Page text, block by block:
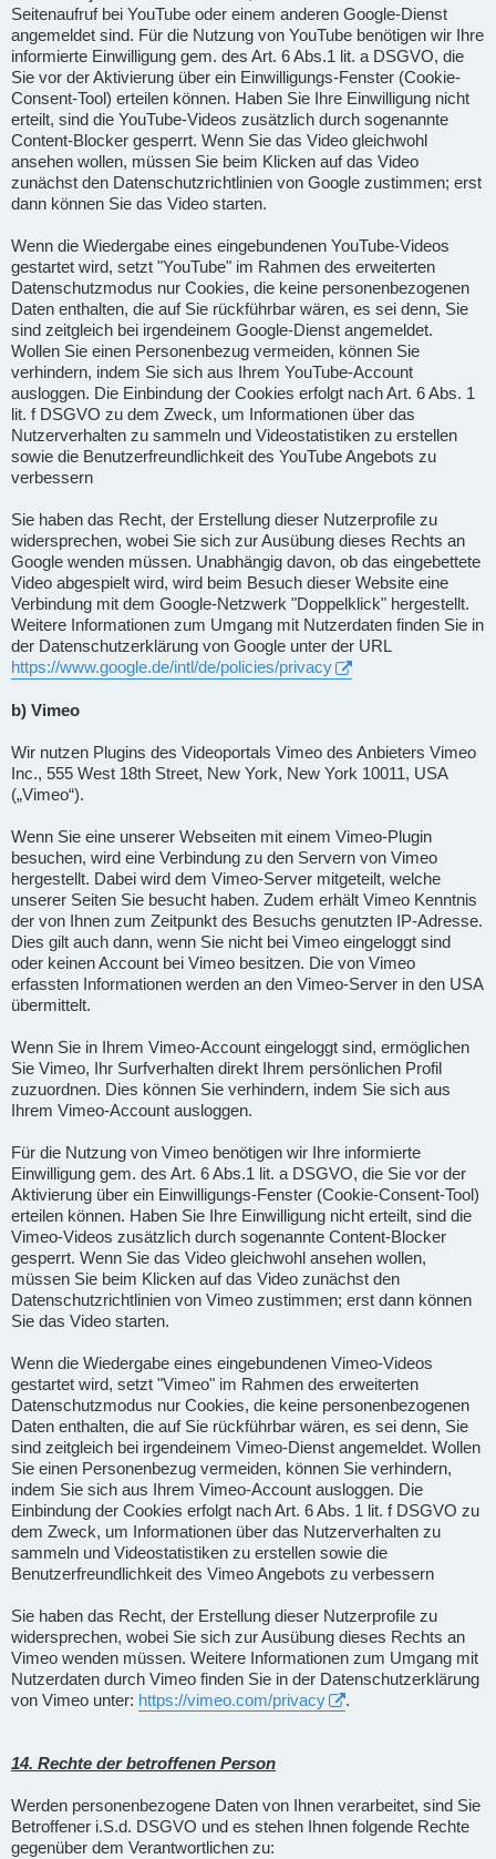
Seitenaufruf bei YouTube oder einem anderen Google-Dienst
angemeldet sind. Für die Nutzung von YouTube benötigen wir Ihre
informierte Einwilligung gem. des Art. 6 Abs.1 lit. a DSGVO, die
Sie vor der Aktivierung über ein Einwilligungs-Fenster (Cookie-
Consent-Tool) erteilen können. Haben Sie Ihre Einwilligung nicht
erteilt, sind die YouTube-Videos zusätzlich durch sogenannte
Content-Blocker gesperrt. Wenn Sie das Video gleichwohl
ansehen wollen, müssen Sie beim Klicken auf das Video
zunächst den Datenschutzrichtlinien von Google zustimmen; erst
dann können Sie das Video starten.
Wenn die Wiedergabe eines eingebundenen YouTube-Videos
gestartet wird, setzt "YouTube" im Rahmen des erweiterten
Datenschutzmodus nur Cookies, die keine personenbezogenen
Daten enthalten, die auf Sie rückführbar wären, es sei denn, Sie
sind zeitgleich bei irgendeinem Google-Dienst angemeldet.
Wollen Sie einen Personenbezug vermeiden, können Sie
verhindern, indem Sie sich aus Ihrem YouTube-Account
ausloggen. Die Einbindung der Cookies erfolgt nach Art. 6 Abs. 1
lit. f DSGVO zu dem Zweck, um Informationen über das
Nutzerverhalten zu sammeln und Videostatistiken zu erstellen
sowie die Benutzerfreundlichkeit des YouTube Angebots zu
verbessern
Sie haben das Recht, der Erstellung dieser Nutzerprofile zu
widersprechen, wobei Sie sich zur Ausübung dieses Rechts an
Google wenden müssen. Unabhängig davon, ob das eingebettete
Video abgespielt wird, wird beim Besuch dieser Website eine
Verbindung mit dem Google-Netzwerk "Doppelklick" hergestellt.
Weitere Informationen zum Umgang mit Nutzerdaten finden Sie in
der Datenschutzerklärung von Google unter der URL
https://www.google.de/intl/de/policies/privacy
b) Vimeo
Wir nutzen Plugins des Videoportals Vimeo des Anbieters Vimeo
Inc., 555 West 18th Street, New York, New York 10011, USA
(„Vimeo“).
Wenn Sie eine unserer Webseiten mit einem Vimeo-Plugin
besuchen, wird eine Verbindung zu den Servern von Vimeo
hergestellt. Dabei wird dem Vimeo-Server mitgeteilt, welche
unserer Seiten Sie besucht haben. Zudem erhält Vimeo Kenntnis
der von Ihnen zum Zeitpunkt des Besuchs genutzten IP-Adresse.
Dies gilt auch dann, wenn Sie nicht bei Vimeo eingeloggt sind
oder keinen Account bei Vimeo besitzen. Die von Vimeo
erfassten Informationen werden an den Vimeo-Server in den USA
übermittelt.
Wenn Sie in Ihrem Vimeo-Account eingeloggt sind, ermöglichen
Sie Vimeo, Ihr Surfverhalten direkt Ihrem persönlichen Profil
zuzuordnen. Dies können Sie verhindern, indem Sie sich aus
Ihrem Vimeo-Account ausloggen.
Für die Nutzung von Vimeo benötigen wir Ihre informierte
Einwilligung gem. des Art. 6 Abs.1 lit. a DSGVO, die Sie vor der
Aktivierung über ein Einwilligungs-Fenster (Cookie-Consent-Tool)
erteilen können. Haben Sie Ihre Einwilligung nicht erteilt, sind die
Vimeo-Videos zusätzlich durch sogenannte Content-Blocker
gesperrt. Wenn Sie das Video gleichwohl ansehen wollen,
müssen Sie beim Klicken auf das Video zunächst den
Datenschutzrichtlinien von Vimeo zustimmen; erst dann können
Sie das Video starten.
Wenn die Wiedergabe eines eingebundenen Vimeo-Videos
gestartet wird, setzt "Vimeo" im Rahmen des erweiterten
Datenschutzmodus nur Cookies, die keine personenbezogenen
Daten enthalten, die auf Sie rückführbar wären, es sei denn, Sie
sind zeitgleich bei irgendeinem Vimeo-Dienst angemeldet. Wollen
Sie einen Personenbezug vermeiden, können Sie verhindern,
indem Sie sich aus Ihrem Vimeo-Account ausloggen. Die
Einbindung der Cookies erfolgt nach Art. 6 Abs. 1 lit. f DSGVO zu
dem Zweck, um Informationen über das Nutzerverhalten zu
sammeln und Videostatistiken zu erstellen sowie die
Benutzerfreundlichkeit des Vimeo Angebots zu verbessern
Sie haben das Recht, der Erstellung dieser Nutzerprofile zu
widersprechen, wobei Sie sich zur Ausübung dieses Rechts an
Vimeo wenden müssen. Weitere Informationen zum Umgang mit
Nutzerdaten durch Vimeo finden Sie in der Datenschutzerklärung
von Vimeo unter: https://vimeo.com/privacy .
14. Rechte der betroffenen Person
Werden personenbezogene Daten von Ihnen verarbeitet, sind Sie
Betroffener i.S.d. DSGVO und es stehen Ihnen folgende Rechte
gegenüber dem Verantwortlichen zu: